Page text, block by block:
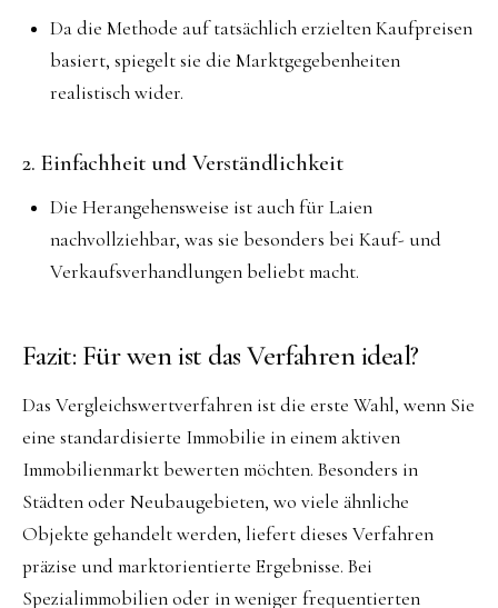
Da die Methode auf tatsächlich erzielten Kaufpreisen
basiert, spiegelt sie die Marktgegebenheiten
realistisch wider.
2. Einfachheit und Verständlichkeit
Die Herangehensweise ist auch für Laien
nachvollziehbar, was sie besonders bei Kauf- und
Verkaufsverhandlungen beliebt macht.
Fazit: Für wen ist das Verfahren ideal?
Das Vergleichswertverfahren ist die erste Wahl, wenn Sie
eine standardisierte Immobilie in einem aktiven
Immobilienmarkt bewerten möchten. Besonders in
Städten oder Neubaugebieten, wo viele ähnliche
Objekte gehandelt werden, liefert dieses Verfahren
präzise und marktorientierte Ergebnisse. Bei
Spezialimmobilien oder in weniger frequentierten